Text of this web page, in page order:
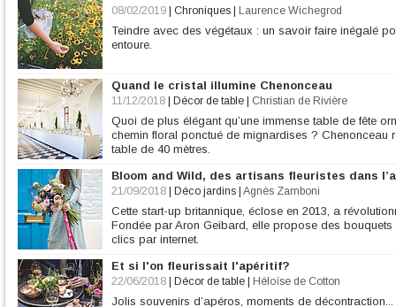
08/02/2019 Chroniques Laurence Wichegrod
Teindre avec des végétaux : un savoir faire inégalé
entoure.
Quand le cristal illumine Chenonceau
11/12/2018 Décor de table Christian de Rivière
Quoi de plus élégant qu’une immense table de fête
chemin floral ponctué de mignardises ?
table de 40 mètres.
Bloom and Wild, des artisans fleuristes dans
21/09/2018 Déco jardins Agnès Zamboni
Cette start-up britannique, éclose en 2013, a
Fondée par Aron Geibard, elle propose des
clics par internet.
Et si l'on fleurissait l'apéritif?
22/06/2018 Décor de table Héloïse de Cotton
Jolis souvenirs d’apéros, moments de